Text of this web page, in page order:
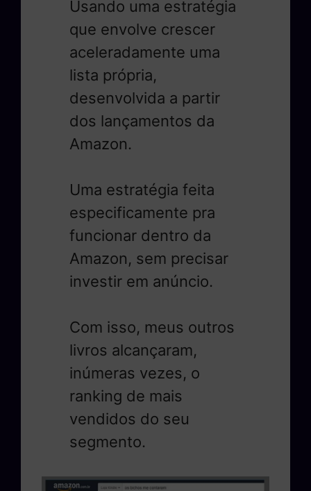
Usando uma estratégia
que envolve crescer
aceleradamente uma
lista própria,
desenvolvida a partir
dos lançamentos da
Amazon.
Uma estratégia feita
especificamente pra
funcionar dentro da
Amazon, sem precisar
investir em anúncio.
Com isso, meus outros
livros alcançaram,
inúmeras vezes, o
ranking de mais
vendidos do seu
segmento.